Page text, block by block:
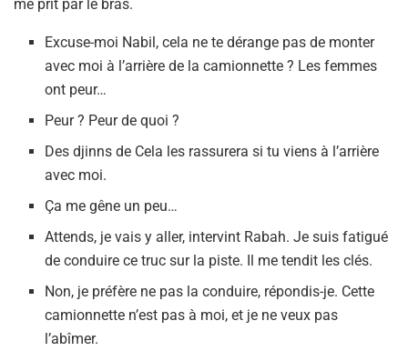
me prit par le bras.
Excuse-moi Nabil, cela ne te dérange pas de monter
avec moi à l’arrière de la camionnette ? Les femmes
ont peur…
Peur ? Peur de quoi ?
Des djinns de Cela les rassurera si tu viens à l’arrière
avec moi.
Ça me gêne un peu…
Attends, je vais y aller, intervint Rabah. Je suis fatigué
de conduire ce truc sur la piste. Il me tendit les clés.
Non, je préfère ne pas la conduire, répondis-je. Cette
camionnette n’est pas à moi, et je ne veux pas
l’abîmer.